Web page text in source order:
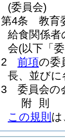
(委員会)
第4条
教育
給食関係
会(以下「
2
前項の委
長、並びに
3
委員会の
附 則
この規則 は